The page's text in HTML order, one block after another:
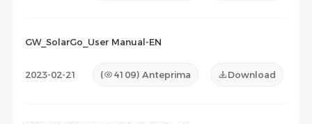
GW_SolarGo_User Manual-EN
2023-02-21 ( 4109) Anteprima Download